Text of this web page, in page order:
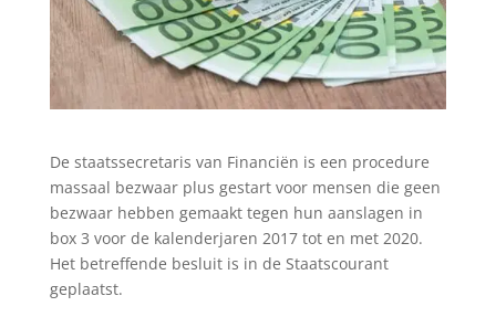
De staatssecretaris van Financiën is een procedure
massaal bezwaar plus gestart voor mensen die geen
bezwaar hebben gemaakt tegen hun aanslagen in
box 3 voor de kalenderjaren 2017 tot en met 2020.
Het betreffende besluit is in de Staatscourant
geplaatst.